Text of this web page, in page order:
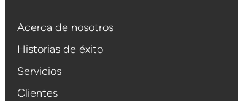
Acerca de nosotros
Historias de éxito
Servicios
Clientes